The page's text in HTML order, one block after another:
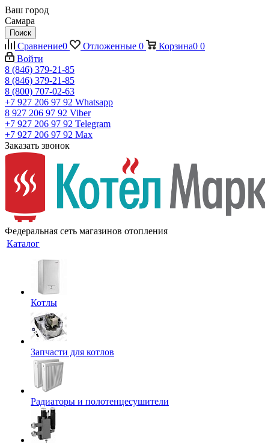
Ваш город
Самара
Поиск
Сравнение0 Отложенные 0 Корзина0 0
Войти
8 (846) 379-21-85
8 (846) 379-21-85
8 (800) 707-02-63
+7 927 206 97 92 Whatsapp
8 927 206 97 92 Viber
+7 927 206 97 92 Telegram
+7 927 206 97 92 Max
Заказать звонок
Федеральная сеть магазинов отопления
Каталог
Котлы
Запчасти для котлов
Радиаторы и полотенцесушители